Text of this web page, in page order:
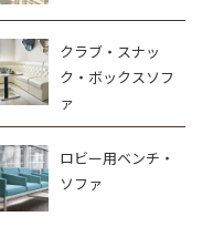
クラブ・スナッ
ク・ボックスソフ
ァ
ロビー用ベンチ・
ソファ